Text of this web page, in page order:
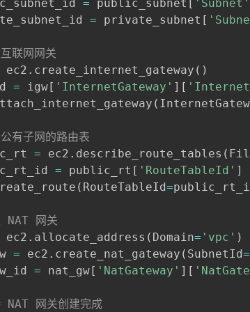
= public_subnet [ 'Subnet'
= private_subnet [
联网网关
ec2 . create_internet_gateway ( )
= igw[ 'InternetGateway' ] [
(
有子网的路由表
= ec2 . describe_route_tables (
= public_rt [ 'RouteTableId' ]
( RouteTableId=
NAT 网关
ec2 . allocate_address ( Domain= 'vpc' )
= ec2 . create_nat_gateway ( SubnetId=
= nat_gw[ 'NatGateway' ] [
网关创建完成